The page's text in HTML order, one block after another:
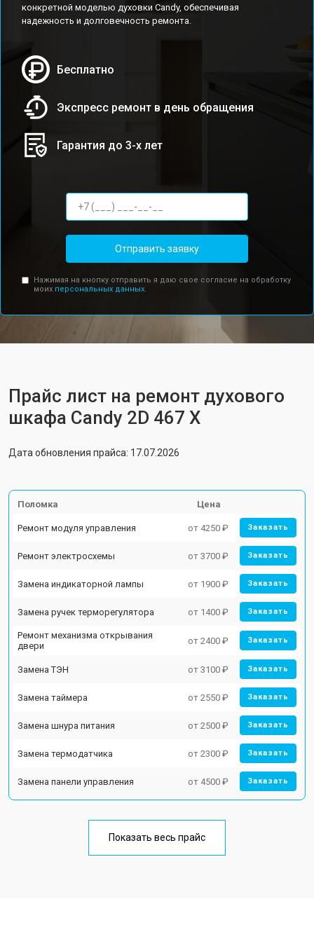
конкретной моделью духовки Candy, обеспечивая
надежность и долговечность ремонта.
Бесплатно
Экспресс ремонт в день обращения
Гарантия до 3-х лет
Отправить заявку
Нажимая на кнопку отправить я даю свое согласие на обработку
моих персональных данных.
Прайс лист на ремонт духового
шкафа Candy 2D 467 X
Дата обновления прайса: 17.07.2026
Поломка Цена
Ремонт модуля управления от 4250 ₽ Заказать
Ремонт электросхемы от 3700 ₽ Заказать
Замена индикаторной лампы от 1900 ₽ Заказать
Замена ручек терморегулятора от 1400 ₽ Заказать
Ремонт механизма открывания
двери
от 2400 ₽ Заказать
Замена ТЭН от 3100 ₽ Заказать
Замена таймера от 2550 ₽ Заказать
Замена шнура питания от 2500 ₽ Заказать
Замена термодатчика от 2300 ₽ Заказать
Замена панели управления от 4500 ₽ Заказать
Показать весь прайс